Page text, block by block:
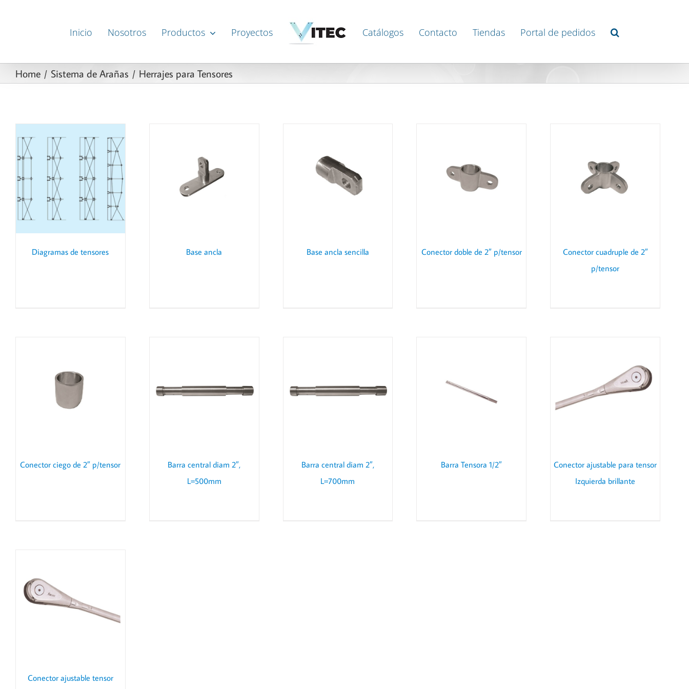
Inicio Nosotros Productos Proyectos Catálogos Contacto Tiendas Portal de pedidos
Home Sistema de Arañas Herrajes para Tensores
Diagramas de tensores
DETAILS
Base ancla
DETAILS
Base ancla sencilla
DETAILS
Conector doble de 2″ p/tensor
DETAILS
Conector cuadruple de 2″
p/tensor
Conector ciego de 2″ p/tensor
DETAILS
Barra central diam 2″,
L=500mm
DETAILS
Barra central diam 2″,
L=700mm
DETAILS
Barra Tensora 1/2″
DETAILS
Conector ajustable para tensor
Izquierda brillante
Conector ajustable tensor